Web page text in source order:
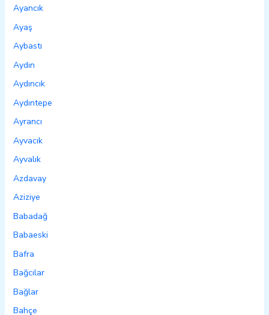
Ayancık
Ayaş
Aybastı
Aydın
Aydıncık
Aydıntepe
Ayrancı
Ayvacık
Ayvalık
Azdavay
Aziziye
Babadağ
Babaeski
Bafra
Bağcılar
Bağlar
Bahçe